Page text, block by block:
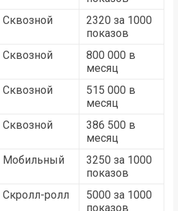
Сквозной
2320 за 1000
показов
Сквозной
800 000 в
месяц
Сквозной
515 000 в
месяц
Сквозной
386 500 в
месяц
Мобильный
3250 за 1000
показов
Скролл-ролл
5000 за 1000
показов